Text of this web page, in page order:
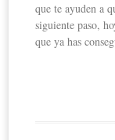
que te ayuden a
siguiente paso,
que ya has